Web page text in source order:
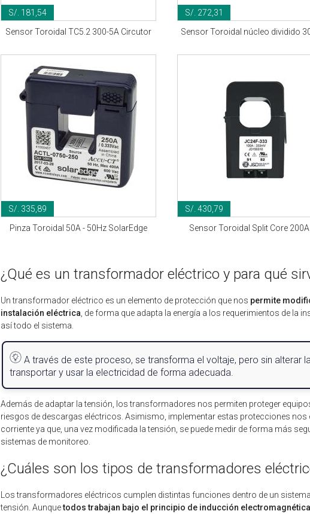
S/. 181,54
Sensor Toroidal TC5.2 300-5A Circutor
S/. 272,31
Sensor Toroidal núcleo dividido
S/. 335,89
Pinza Toroidal 50A - 50Hz SolarEdge
S/. 430,79
Sensor Toroidal Split Core 200A
¿Qué es un transformador eléctrico y para qué
Un transformador eléctrico es un elemento de protección que nos permite
instalación eléctrica , de forma que adapta la energía a los requerimientos de la
así todo el sistema.
A través de este proceso, se transforma el voltaje, pero sin alterar
transportar y usar la electricidad de forma adecuada.
Además de adaptar la tensión, los transformadores nos permiten proteger
riesgos de descargas eléctricos. Asimismo, implementar estas protecciones nos
corriente ya que, una vez modificada la tensión, se puede medir de forma más
sistemas de monitoreo.
¿Cuáles son los tipos de transformadores
Los transformadores eléctricos cumplen distintas funciones dentro de un
tensión. Aunquetodos trabajan bajo el principio de inducción electromagnética